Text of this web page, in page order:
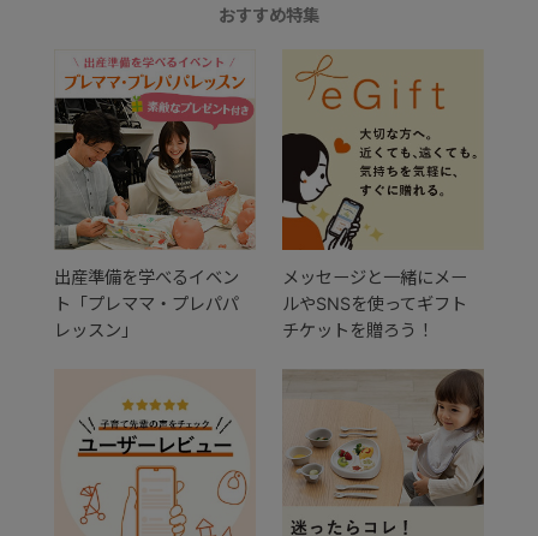
おすすめ特集
出産準備を学べるイベン
ト「プレママ・プレパパ
レッスン」
メッセージと一緒にメー
ルやSNSを使ってギフト
チケットを贈ろう！